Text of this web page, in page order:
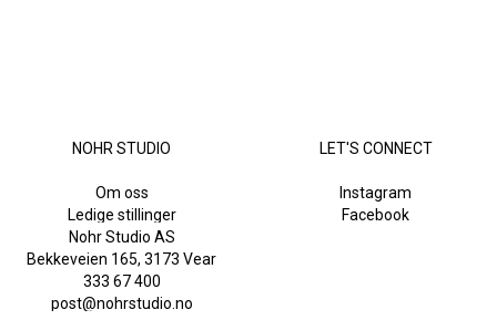
NOHR STUDIO
Om oss
Ledige stillinger
LET'S CONNECT
Instagram
Facebook
Nohr Studio AS
Bekkeveien 165, 3173 Vear
333 67 400
post@nohrstudio.no